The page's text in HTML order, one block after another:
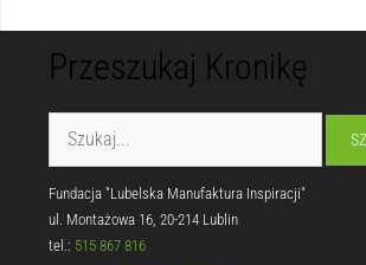
Przeszukaj Kronikę
Fundacja "Lubelska Manufaktura Inspiracji"
ul. Montażowa 16, 20-214 Lublin
tel.: 515 867 816